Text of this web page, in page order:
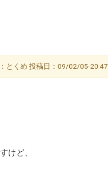
とくめ 投稿日：09/02/05-20:47
けど、